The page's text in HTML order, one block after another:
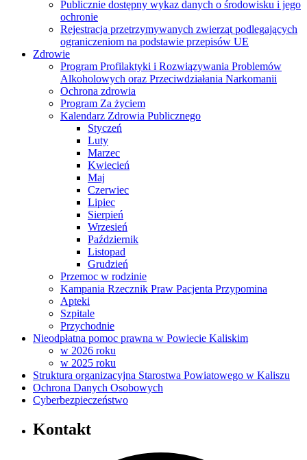
Publicznie dostępny wykaz danych o środowisku i jego
ochronie
Rejestracja przetrzymywanych zwierząt podlegających
ograniczeniom na podstawie przepisów UE
Zdrowie
Program Profilaktyki i Rozwiązywania Problemów
Alkoholowych oraz Przeciwdziałania Narkomanii
Ochrona zdrowia
Program Za życiem
Kalendarz Zdrowia Publicznego
Styczeń
Luty
Marzec
Kwiecień
Maj
Czerwiec
Lipiec
Sierpień
Wrzesień
Październik
Listopad
Grudzień
Przemoc w rodzinie
Kampania Rzecznik Praw Pacjenta Przypomina
Apteki
Szpitale
Przychodnie
Nieodpłatna pomoc prawna w Powiecie Kaliskim
w 2026 roku
w 2025 roku
Struktura organizacyjna Starostwa Powiatowego w Kaliszu
Ochrona Danych Osobowych
Cyberbezpieczeństwo
Kontakt